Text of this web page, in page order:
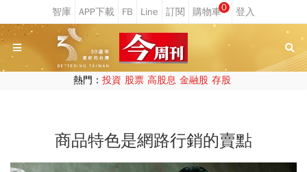
0
熱門： 投資 股票 高股息 金融股 存股
商品特色是網路行銷的賣點